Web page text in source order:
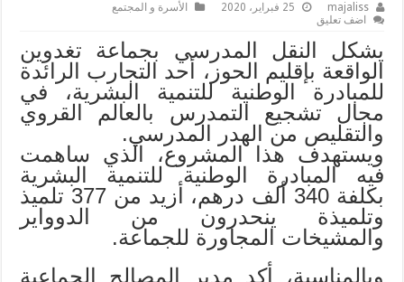
majaliss 25 فبراير، 2020
الأسرة و المجتمع
اضف تعليق
يشكل النقل المدرسي بجماعة تغدوين
الواقعة بإقليم الحوز، أحد التجارب الرائدة
للمبادرة الوطنية للتنمية البشرية، في
مجال تشجيع التمدرس بالعالم القروي
والتقليص من الهدر المدرسي.
ويستهدف هذا المشروع، الذي ساهمت
فيه المبادرة الوطنية للتنمية البشرية
بكلفة 340 ألف درهم، أزيد من 377 تلميذ
وتلميذة ينحدرون من الدوواير
والمشيخات المجاورة للجماعة.
وبالمناسبة، أكد مدير المصالح الجماعية